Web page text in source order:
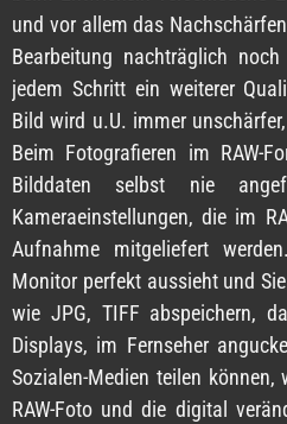
und vor allem das
Bearbeitung nachträglich
jedem Schritt ein weiterer
Bild wird u.U. immer
Beim Fotografieren im RAW-
Bilddaten selbst nie
Kameraeinstellungen, die im
Aufnahme mitgeliefert
Monitor perfekt aussieht und
wie JPG, TIFF abspeichern,
Displays, im Fernseher
Sozialen-Medien teilen
RAW-Foto und die digital